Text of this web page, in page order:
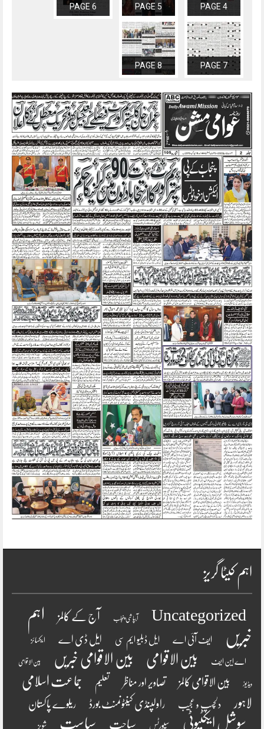
PAGE 4
PAGE 5
PAGE 6
PAGE 7
PAGE 8
اہم کیٹا گریز
Uncategorized آبپاشی پنجاب آج کے کالمز
اہم
خبریں
ایف آئی اے ایل ڈبلیو ایم سی ایل ڈی اے ایکسائز
اے این ایف بین الاقوامی بین الاقوامی خبریں بین الاقوامی
ویڈیوز بین الاقوامی کالمز تصاویر اور مناظر تعلیم
جماعت اسلامی
لاہور
دلچسپ و عجیب راولپنڈی کینٹونمنٹ بورڈ ریلوے پاکستان
سوشل ایکٹیوٹی سپورٹس سیاحت سیاست شوبز